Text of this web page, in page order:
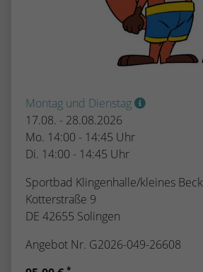
Montag und Dienstag
17.08. - 28.08.2026
Mo. 14:00 - 14:45 Uhr
Di. 14:00 - 14:45 Uhr
Sportbad Klingenhalle/kleines
Kotterstraße 9
DE 42655 Solingen
Angebot Nr. G2026-049-26608
*